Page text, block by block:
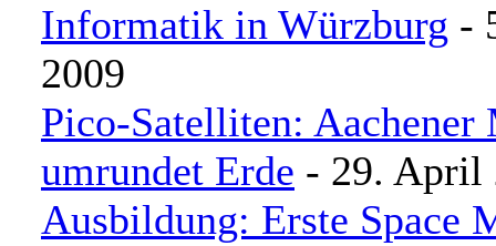
Informatik in Würzburg -
2009
Pico-Satelliten:
umrundet Erde - 29. April
Ausbildung: Erste Space